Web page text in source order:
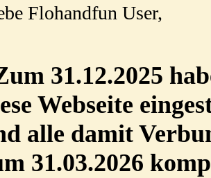
Flohandfun User,
31.12.2025
Webseite
alle damit
31.03.2026